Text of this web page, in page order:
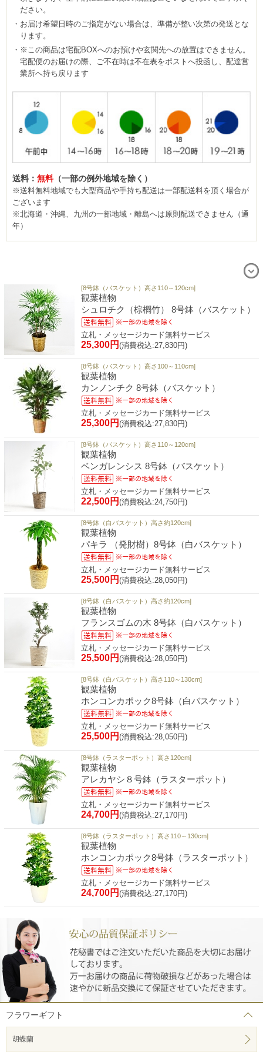
ださい。
お届け希望日時のご指定がない場合は、準備が整い次第の発送とな
ります。
※この商品は宅配BOXへのお預けや玄関先への放置はできません。
宅配便のお届けの際、ご不在時は不在表をポストへ投函し、配達営
業所へ持ち戻ります
送料： 無料（一部の例外地域を除く）
※送料無料地域でも大型商品や手持ち配送は一部配送料を頂く場合が
ございます
※北海道・沖縄、九州の一部地域・離島へは原則配送できません（通
年）
[8号鉢（バスケット）高さ110～120cm]
観葉植物
シュロチク（棕櫚竹） 8号鉢（バスケット）
立札・メッセージカード無料サービス
25,300円 (消費税込:27,830円)
[8号鉢（バスケット）高さ100～110cm]
観葉植物
カンノンチク 8号鉢（バスケット）
立札・メッセージカード無料サービス
25,300円 (消費税込:27,830円)
[8号鉢（バスケット）高さ110～120cm]
観葉植物
ベンガレンシス 8号鉢（バスケット）
立札・メッセージカード無料サービス
22,500円 (消費税込:24,750円)
[8号鉢（白バスケット）高さ約120cm]
観葉植物
パキラ （発財樹）8号鉢（白バスケット）
立札・メッセージカード無料サービス
25,500円 (消費税込:28,050円)
[8号鉢（白バスケット）高さ約120cm]
観葉植物
フランスゴムの木 8号鉢（白バスケット）
立札・メッセージカード無料サービス
25,500円 (消費税込:28,050円)
[8号鉢（白バスケット）高さ110～130cm]
観葉植物
ホンコンカポック8号鉢（白バスケット）
立札・メッセージカード無料サービス
25,500円 (消費税込:28,050円)
[8号鉢（ラスターポット）高さ120cm]
観葉植物
アレカヤシ８号鉢（ラスターポット）
立札・メッセージカード無料サービス
24,700円 (消費税込:27,170円)
[8号鉢（ラスターポット）高さ110～130cm]
観葉植物
ホンコンカポック8号鉢（ラスターポット）
立札・メッセージカード無料サービス
24,700円 (消費税込:27,170円)
フラワーギフト
胡蝶蘭